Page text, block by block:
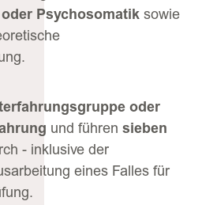
Psychosomatiksowie
oder
und führen sieben
- inklusive der
eines Falles für